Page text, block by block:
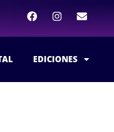
EDICIONES